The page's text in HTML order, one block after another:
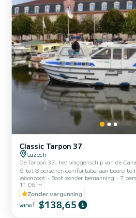
Classic Tarpon 37
Luzech
De Tarpon 37, het vlaggenschip van de
6 tot 8 personen comfortabel aan boord te
uit 3 hutten: 1 voorkajuit met 1
eenpersoonsbed, 1 bakboord achterkajuit
en 1 stuurboord achterkajuit met 2
salon kan tevens worden omgebouwd tot
Deze bewoonbare boot is uitgerust met een
Woonboot Boot zonder bemanning 7 pers.
11.06 m
Zonder vergunning
vanaf $138,65